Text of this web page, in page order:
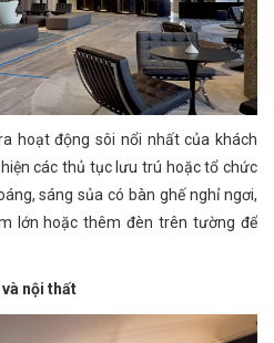
hoạt động sôi nổi nhất của khách
các thủ tục lưu trú hoặc tổ chức
sáng sủa có bàn ghế nghỉ ngơi,
lớn hoặc thêm đèn trên tường để
nội thất